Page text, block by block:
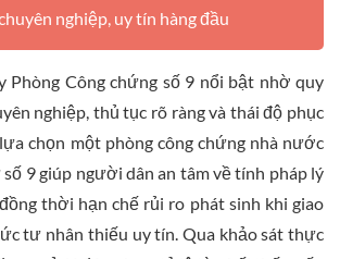
nghiệp, uy tín hàng đầu
Phòng Công chứng số 9 nổi bật nhờ quy
nghiệp, thủ tục rõ ràng và thái độ phục
chọn một phòng công chứng nhà nước
9 giúp người dân an tâm về tính pháp lý
thời hạn chế rủi ro phát sinh khi giao
tư nhân thiếu uy tín. Qua khảo sát thực